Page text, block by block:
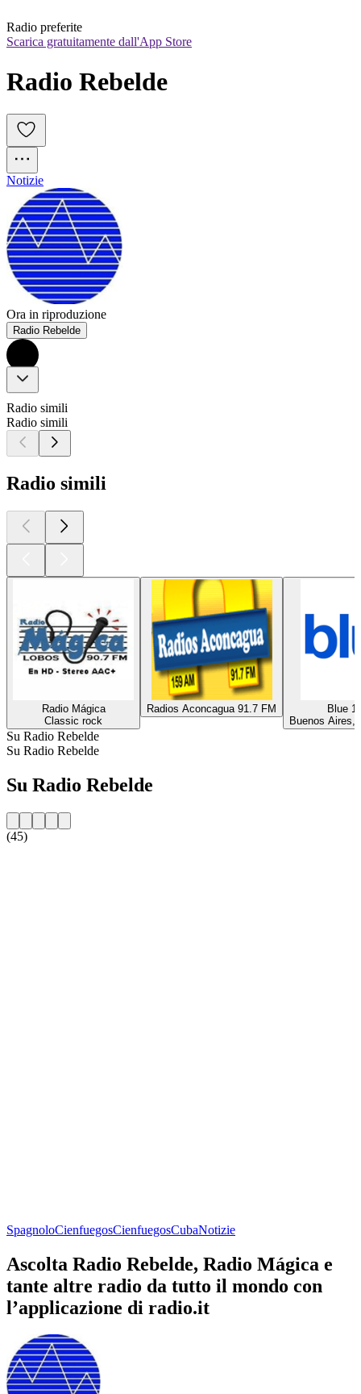
Radio preferite
Scarica gratuitamente dall'App Store
Radio Rebelde
Notizie
Ora in riproduzione
Radio Rebelde
Radio simili
Radio simili
Radio simili
Radio Mágica
Classic rock
Radios Aconcagua 91.7 FM
Blue
Buenos Aires,
Su Radio Rebelde
Su Radio Rebelde
Su Radio Rebelde
(45)
SpagnoloCienfuegosCienfuegosCubaNotizie
Ascolta Radio Rebelde, Radio Mágica e
tante altre radio da tutto il mondo con
l’applicazione di radio.it